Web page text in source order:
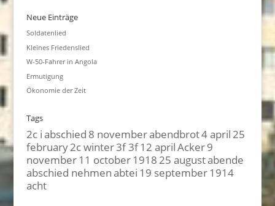
Neue Einträge
Soldatenlied
Kleines Friedenslied
W-50-Fahrer in Angola
Ermutigung
Ökonomie der Zeit
Tags
2c iabschied 8 novemberabendbrot4 april25
february2c winter3f 3f12 aprilAcker9
november11 october191825 augustabende
abschied nehmenabtei 19 september1914
acht